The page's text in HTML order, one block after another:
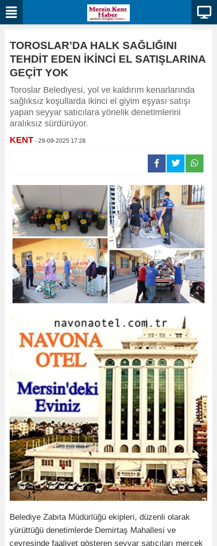
TOROSLAR’DA HALK SAĞLIĞINI
TEHDİT EDEN İKİNCİ EL SATIŞLARINA
GEÇİT YOK
Toroslar Belediyesi, yol ve kaldırım kenarlarında
sağlıksız koşullarda ikinci el giyim eşyası satışı
yapan seyyar satıcılara yönelik denetimlerini
aralıksız sürdürüyor.
KENT - 29-09-2025 17:28
Belediye Zabıta Müdürlüğü ekipleri, düzenli olarak
yürüttüğü denetimlerde Demirtaş Mahallesi ve
çevresinde faaliyet gösteren seyyar satıcıları mercek